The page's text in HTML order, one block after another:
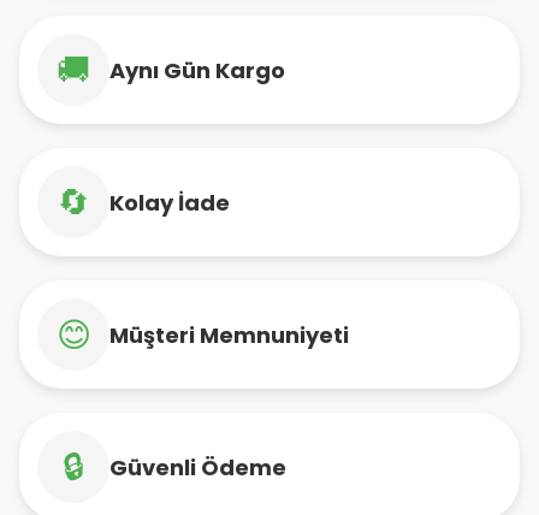
🚚 Aynı Gün Kargo
🔄 Kolay İade
😊 Müşteri Memnuniyeti
🔒 Güvenli Ödeme